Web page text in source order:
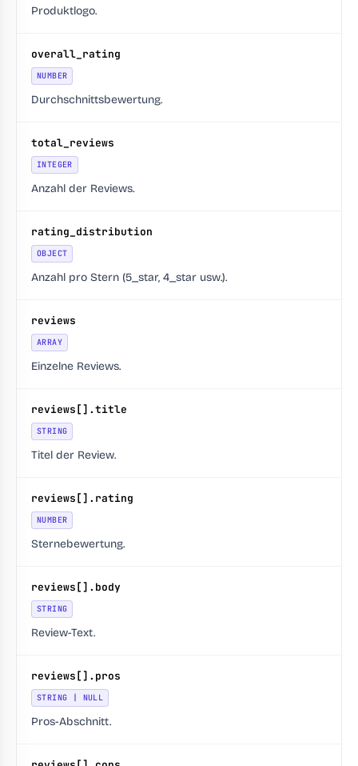
Produktlogo.
overall_rating
NUMBER
Durchschnittsbewertung.
total_reviews
INTEGER
Anzahl der Reviews.
rating_distribution
OBJECT
Anzahl pro Stern (5_star, 4_star usw.).
reviews
ARRAY
Einzelne Reviews.
reviews[].title
STRING
Titel der Review.
reviews[].rating
NUMBER
Sternebewertung.
reviews[].body
STRING
Review-Text.
reviews[].pros
STRING | NULL
Pros-Abschnitt.